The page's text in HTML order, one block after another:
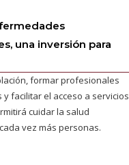
una inversión para
formar profesionales
facilitar el acceso a servicios
cuidar la salud
vez más personas.